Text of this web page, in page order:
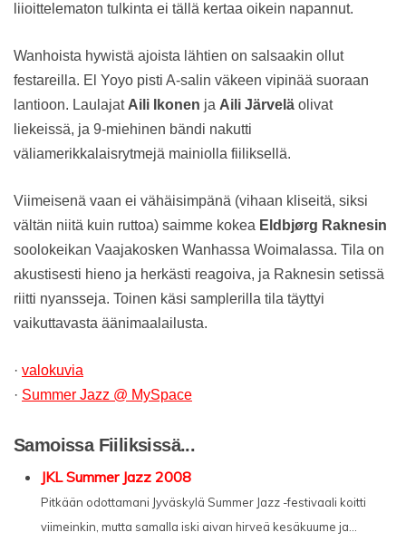
liioittelematon tulkinta ei tällä kertaa oikein napannut.
Wanhoista hywistä ajoista lähtien on salsaakin ollut
festareilla. El Yoyo pisti A-salin väkeen vipinää suoraan
lantioon. Laulajat Aili Ikonen ja Aili Järvelä olivat
liekeissä, ja 9-miehinen bändi nakutti
väliamerikkalaisrytmejä mainiolla fiiliksellä.
Viimeisenä vaan ei vähäisimpänä (vihaan kliseitä, siksi
vältän niitä kuin ruttoa) saimme kokea Eldbjørg Raknesin
soolokeikan Vaajakosken Wanhassa Woimalassa. Tila on
akustisesti hieno ja herkästi reagoiva, ja Raknesin setissä
riitti nyansseja. Toinen käsi samplerilla tila täyttyi
vaikuttavasta äänimaalailusta.
· valokuvia
· Summer Jazz @ MySpace
Samoissa Fiiliksissä...
JKL Summer Jazz 2008
Pitkään odottamani Jyväskylä Summer Jazz -festivaali koitti
viimeinkin, mutta samalla iski aivan hirveä kesäkuume ja...